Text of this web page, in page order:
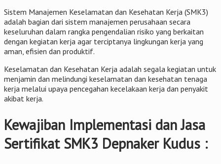
Sistem Manajemen Keselamatan dan Kesehatan Kerja (SMK3)
adalah bagian dari sistem manajemen perusahaan secara
keseluruhan dalam rangka pengendalian risiko yang berkaitan
dengan kegiatan kerja agar terciptanya lingkungan kerja yang
aman, efisien dan produktif.
Keselamatan dan Kesehatan Kerja adalah segala kegiatan untuk
menjamin dan melindungi keselamatan dan kesehatan tenaga
kerja melalui upaya pencegahan kecelakaan kerja dan penyakit
akibat kerja.
Kewajiban Implementasi dan Jasa
Sertifikat SMK3 Depnaker Kudus :